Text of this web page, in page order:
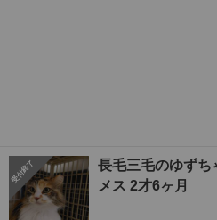
長毛三毛のゆずち
メス 2才6ヶ月